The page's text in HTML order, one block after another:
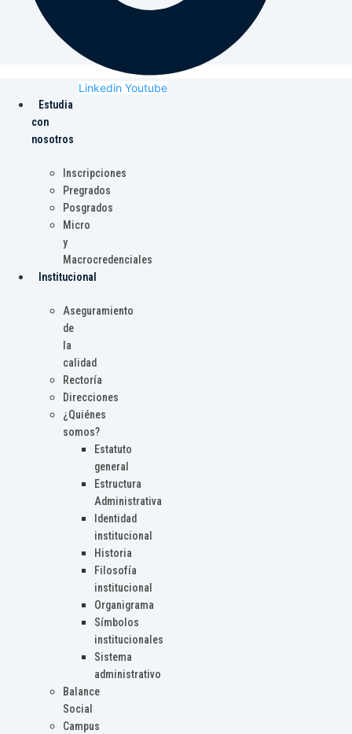
Linkedin Youtube
Estudia
con
nosotros
Inscripciones
Pregrados
Posgrados
Micro
y
Macrocredenciales
Institucional
Aseguramiento
de
la
calidad
Rectoría
Direcciones
¿Quiénes
somos?
Estatuto
general
Estructura
Administrativa
Identidad
institucional
Historia
Filosofía
institucional
Organigrama
Símbolos
institucionales
Sistema
administrativo
Balance
Social
Campus